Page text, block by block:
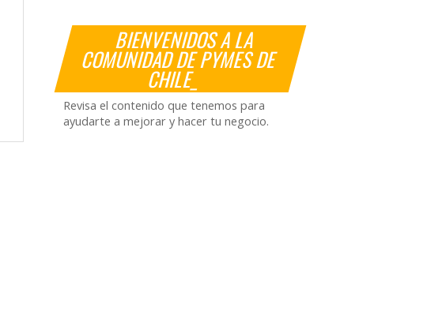
BIENVENIDOS A LA
COMUNIDAD DE PYMES DE
CHILE_
Revisa el contenido que tenemos para
ayudarte a mejorar y hacer tu negocio.